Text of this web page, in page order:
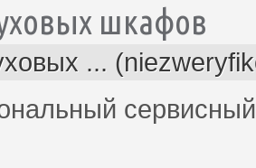
шкафов
...